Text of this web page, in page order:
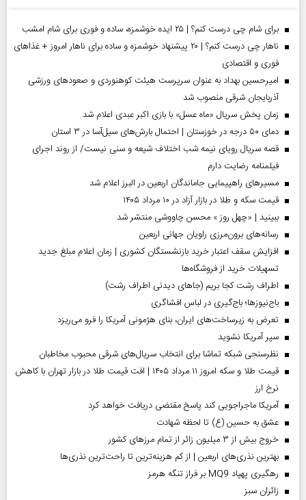
برای شام چی درست کنم؟ | ۲۵ ایده خوشمزه، ساده و فوری برای شام امشب
ناهار چی درست کنم؟ | ۲۰ پیشنهاد خوشمزه و ساده برای ناهار امروز + غذاهای
فوری و اقتصادی
امیرحسین بهداد به عنوان سرپرست هیئت کوهنوردی و صعودهای ورزشی
آذربایجان شرقی منصوب شد
زمان پخش سریال «ماه عسل» با بازی اکبر عبدی اعلام شد
دمای ۵۰ درجه در خوزستان | احتمال بارش‌های سیل‌آسا در ۳ استان
قصه سریال رویای نیمه شب اختلاف شیعه و سنی نیست/ از روند اجرای
فیلمنامه رضایت دارم
مسیر‌های راهپیمایی جاماندگان اربعین در البرز اعلام شد
قیمت سکه و طلا در بازار آزاد در ۱۰ مرداد ۱۴۰۵
ببینید | «چهل روز » محسن چاووشی منتشر شد
رسانه‌های برون‌مرزی راویان جهانی اربعین
افزایش سقف اعتبار خرید بازنشستگان کشوری | زمان اعلام مبلغ جدید
تسهیلات خرید از فروشگاه‌ها
اطراف رشت کجا بریم (جاهای دیدنی اطراف رشت)
باج‌نیوزها؛ باج‌گیری در لباس افشاگری
تعرض به زیرساخت‌های ایران، بنای هژمونی آمریکا را فرو می‌ریزد
سپر آمریکا نشوید
نظرسنجی شبکه تماشا برای انتخاب سریال‌های شرقی محبوب مخاطبان
قیمت طلا و سکه امروز ۱۱ مرداد ۱۴۰۵ | افت قیمت طلا در بازار تهران با کاهش
نرخ ارز
آمریکا ماجراجویی کند پاسخ مقتضی دریافت خواهد کرد
عشق به حسین (ع) تا لحظه شهادت
خروج بیش از ۳ میلیون زائر از تمام مرز‌های کشور
بهترین نذری‌های اربعین | از کم هزینه‌ترین تا راحت‌ترین نذری‌ها
رهگیری پهپاد MQ9 بر فراز تنگه هرمز
‌زائران سبز